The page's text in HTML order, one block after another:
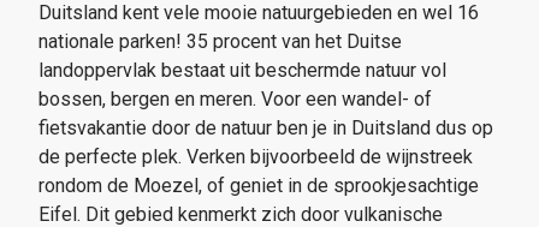
Duitsland kent vele mooie natuurgebieden en wel 16
nationale parken! 35 procent van het Duitse
landoppervlak bestaat uit beschermde natuur vol
bossen, bergen en meren. Voor een wandel- of
fietsvakantie door de natuur ben je in Duitsland dus op
de perfecte plek. Verken bijvoorbeeld de wijnstreek
rondom de Moezel, of geniet in de sprookjesachtige
Eifel. Dit gebied kenmerkt zich door vulkanische